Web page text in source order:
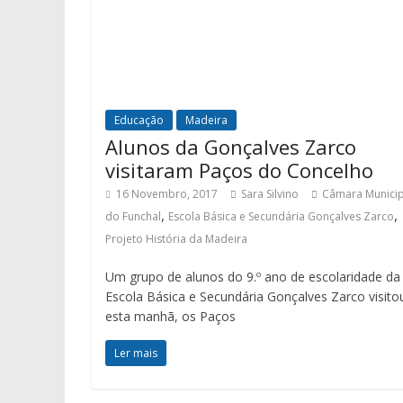
Educação Madeira
Alunos da Gonçalves Zarco
visitaram Paços do Concelho
16 Novembro, 2017 Sara Silvino
Câmara
do Funchal, Escola Básica e Secundária Gonçalves Zarco,
Projeto História da Madeira
Um grupo de alunos do 9.º ano de escolaridade da
Escola Básica e Secundária Gonçalves Zarco
esta manhã, os Paços
Ler mais